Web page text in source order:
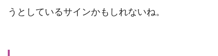
うとしているサインかもしれないね。